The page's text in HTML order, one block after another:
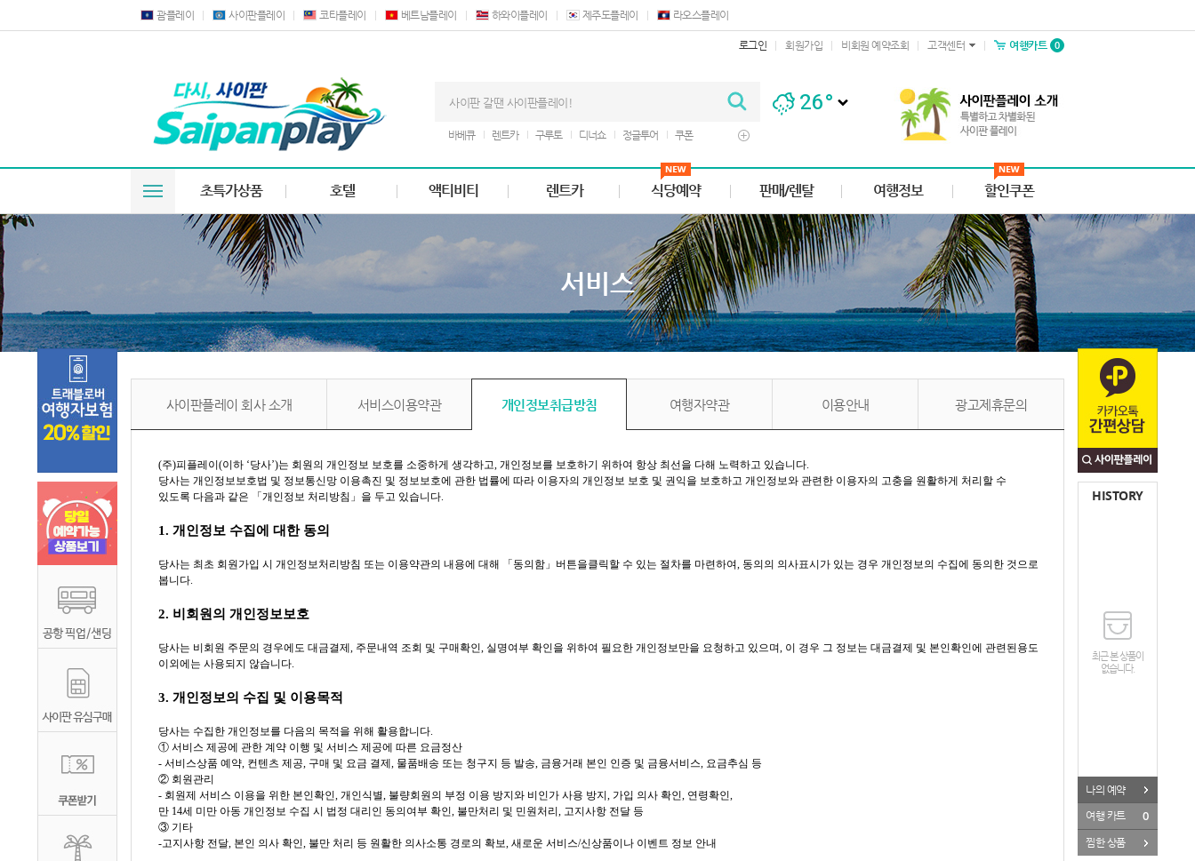
괌플레이 사이판플레이 코타플레이 베트남플레이 하와이플레이 제주도플레이 라오스플레이
로그인 회원가입 비회원 예약조회 고객센터 여행카트 0
바베큐 렌트카 구루토 디너쇼 정글투어
쿠폰
26°
초특가상품 호텔 액티비티 렌트카 식당예약 판매/렌탈 여행정보 할인쿠폰
서비스
사이판플레이 회사 소개 서비스이용약관 개인정보취급방침 여행자약관 이용안내 광고제휴문의
(주)피플레이(이하 ‘당사’)는 회원의 개인정보 보호를 소중하게 생각하고, 개인정보를 보호하기 위하여 항상 최선을 다해 노력하고 있습니다.
당사는 개인정보보호법 및 정보통신망 이용촉진 및 정보보호에 관한 법률에 따라 이용자의 개인정보 보호 및 권익을 보호하고 개인정보와 관련한 이용자의 고충을 원활하게 처리할 수
있도록 다음과 같은 「개인정보 처리방침」을 두고 있습니다.
1. 개인정보 수집에 대한 동의
당사는 최초 회원가입 시 개인정보처리방침 또는 이용약관의 내용에 대해 「동의함」버튼을클릭할 수 있는 절차를 마련하여, 동의의 의사표시가 있는 경우 개인정보의 수집에 동의한 것으로
봅니다.
2. 비회원의 개인정보보호
당사는 비회원 주문의 경우에도 대금결제, 주문내역 조회 및 구매확인, 실명여부 확인을 위하여 필요한 개인정보만을 요청하고 있으며, 이 경우 그 정보는 대금결제 및 본인확인에 관련된용도
이외에는 사용되지 않습니다.
3. 개인정보의 수집 및 이용목적
당사는 수집한 개인정보를 다음의 목적을 위해 활용합니다.
① 서비스 제공에 관한 계약 이행 및 서비스 제공에 따른 요금정산
- 서비스상품 예약, 컨텐츠 제공, 구매 및 요금 결제, 물품배송 또는 청구지 등 발송, 금융거래 본인 인증 및 금융서비스, 요금추심 등
② 회원관리
- 회원제 서비스 이용을 위한 본인확인, 개인식별, 불량회원의 부정 이용 방지와 비인가 사용 방지, 가입 의사 확인, 연령확인,
만 14세 미만 아동 개인정보 수집 시 법정 대리인 동의여부 확인, 불만처리 및 민원처리, 고지사항 전달 등
③ 기타
-고지사항 전달, 본인 의사 확인, 불만 처리 등 원활한 의사소통 경로의 확보, 새로운 서비스/신상품이나 이벤트 정보 안내
HISTORY
최근 본 상품이
없습니다.
나의 예약
여행 카트 0
찜한 상품